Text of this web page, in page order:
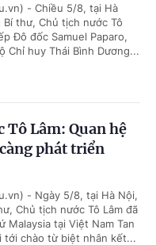
- Chiều 5/8, tại Hà
Bí thư, Chủ tịch nước Tô
Đô đốc Samuel Paparo,
Chỉ huy Thái Bình Dương...
Lâm: Quan hệ
phát triển
- Ngày 5/8, tại Hà Nội,
Chủ tịch nước Tô Lâm đã
Malaysia tại Việt Nam Tan
tới chào từ biệt nhân kết...